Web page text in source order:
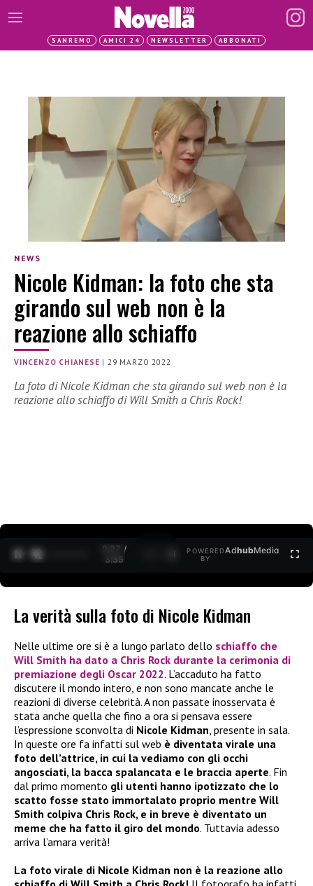
SANREMO AMICI 24 NEWSLETTER ABBONATI
NEWS
Nicole Kidman: la foto che sta
girando sul web non è la
reazione allo schiaffo
VINCENZO CHIANESE |29 MARZO 2022
La foto di Nicole Kidman che sta girando sul web non è la
reazione allo schiaffo di Will Smith a Chris Rock!
0:28 /
3:35
POWERED
BY
AdhubMedia
La verità sulla foto di Nicole Kidman
Nelle ultime ore si è a lungo parlato dello schiaffo che
Will Smith ha dato a Chris Rock durante la cerimonia di
premiazione degli Oscar 2022. L’accaduto ha fatto
discutere il mondo intero, e non sono mancate anche le
reazioni di diverse celebrità. A non passate inosservata è
stata anche quella che fino a ora si pensava essere
l’espressione sconvolta di Nicole Kidman, presente in sala.
In queste ore fa infatti sul web è diventata virale una
foto dell’attrice, in cui la vediamo con gli occhi
angosciati, la bacca spalancata e le braccia aperte. Fin
dal primo momento gli utenti hanno ipotizzato che lo
scatto fosse stato immortalato proprio mentre Will
Smith colpiva Chris Rock, e in breve è diventato un
meme che ha fatto il giro del mondo. Tuttavia adesso
arriva l’amara verità!
La foto virale di Nicole Kidman non è la reazione allo